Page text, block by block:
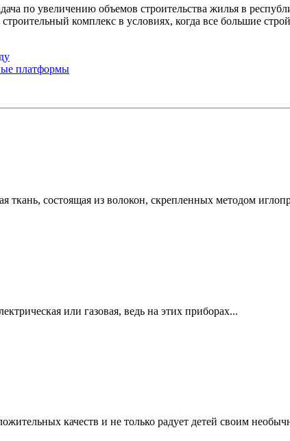
по увеличению объемов строительства жилья в
комплекс в условиях, когда все большие
платформы
ткань, состоящая из волокон, скрепленных методом
или газовая, ведь на этих приборах...
качеств и не только радует детей своим